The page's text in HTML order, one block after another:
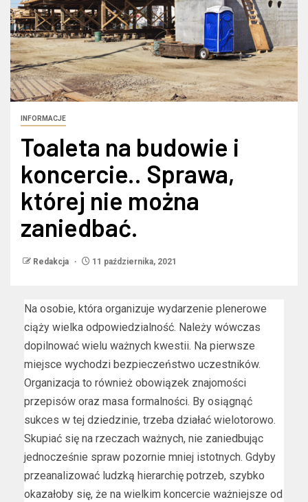
INFORMACJE
Toaleta na budowie i
koncercie.. Sprawa,
której nie można
zaniedbać.
Redakcja 11 października, 2021
Na osobie, która organizuje wydarzenie plenerowe
ciąży wielka odpowiedzialność. Należy wówczas
dopilnować wielu ważnych kwestii. Na pierwsze
miejsce wychodzi bezpieczeństwo uczestników.
Organizacja to również obowiązek znajomości
przepisów oraz masa formalności. By osiągnąć
sukces w tej dziedzinie, trzeba działać wielotorowo.
Skupiać się na rzeczach ważnych, nie zaniedbując
jednocześnie spraw pozornie mniej istotnych. Gdyby
przeanalizować ludzką hierarchię potrzeb, szybko
okazałoby się, że na wielkim koncercie ważniejsze od